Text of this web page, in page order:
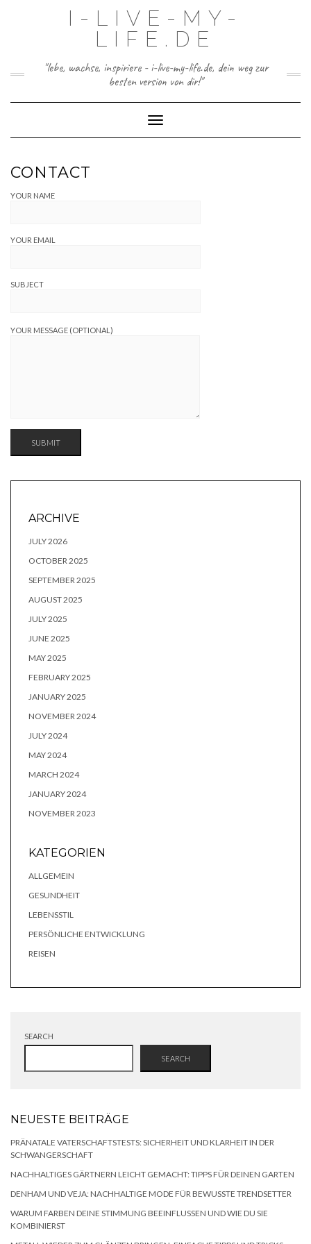
I-LIVE-MY-
LIFE.DE
"lebe, wachse, inspiriere - i-live-my-life.de, dein weg zur
besten version von dir!"
Toggle Navigation
CONTACT
YOUR NAME
YOUR EMAIL
SUBJECT
YOUR MESSAGE (OPTIONAL)
ARCHIVE
JULY 2026
OCTOBER 2025
SEPTEMBER 2025
AUGUST 2025
JULY 2025
JUNE 2025
MAY 2025
FEBRUARY 2025
JANUARY 2025
NOVEMBER 2024
JULY 2024
MAY 2024
MARCH 2024
JANUARY 2024
NOVEMBER 2023
KATEGORIEN
ALLGEMEIN
GESUNDHEIT
LEBENSSTIL
PERSÖNLICHE ENTWICKLUNG
REISEN
SEARCH
SEARCH
NEUESTE BEITRÄGE
PRÄNATALE VATERSCHAFTSTESTS: SICHERHEIT UND KLARHEIT IN DER
SCHWANGERSCHAFT
NACHHALTIGES GÄRTNERN LEICHT GEMACHT: TIPPS FÜR DEINEN GARTEN
DENHAM UND VEJA: NACHHALTIGE MODE FÜR BEWUSSTE TRENDSETTER
WARUM FARBEN DEINE STIMMUNG BEEINFLUSSEN UND WIE DU SIE
KOMBINIERST